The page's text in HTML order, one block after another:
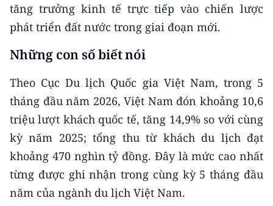
54 DÂN TỘC VIỆT NAM
MỘT SẢN PHẨM
RADIO
MEDIA CENTER
E-Magazine
Video
tăng trưởng kinh tế trực tiếp vào chiến lược
phát triển đất nước trong giai đoạn mới.
Những con số biết nói
Theo Cục Du lịch Quốc gia Việt Nam, trong 5
tháng đầu năm 2026, Việt Nam đón khoảng 10,6
triệu lượt khách quốc tế, tăng 14,9% so với cùng
kỳ năm 2025; tổng thu từ khách du lịch đạt
khoảng 470 nghìn tỷ đồng. Đây là mức cao nhất
từng được ghi nhận trong cùng kỳ 5 tháng đầu
năm của ngành du lịch Việt Nam.